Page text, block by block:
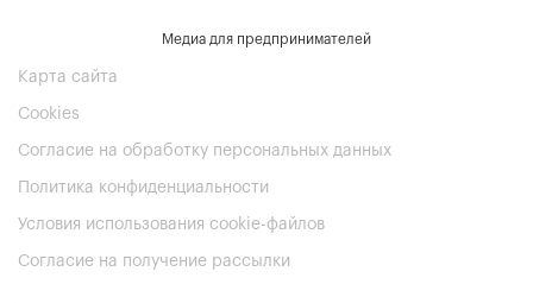
Медиа для предпринимателей
Карта сайта
Cookies
Согласие на обработку персональных данных
Политика конфиденциальности
Условия использования cookie-файлов
Согласие на получение рассылки